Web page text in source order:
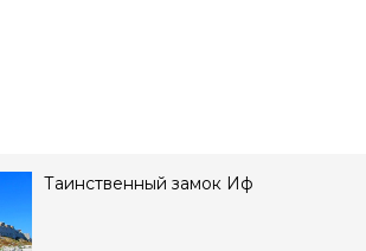
Таинственный замок Иф